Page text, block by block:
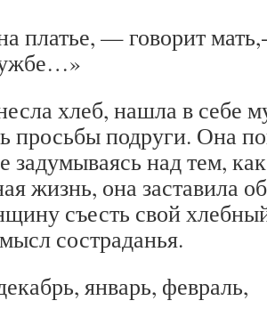
платье, — говорит
хлеб, нашла в себе
просьбы подруги. Она
над тем,
жизнь, она заставила
съесть свой
состраданья.
январь, февраль,